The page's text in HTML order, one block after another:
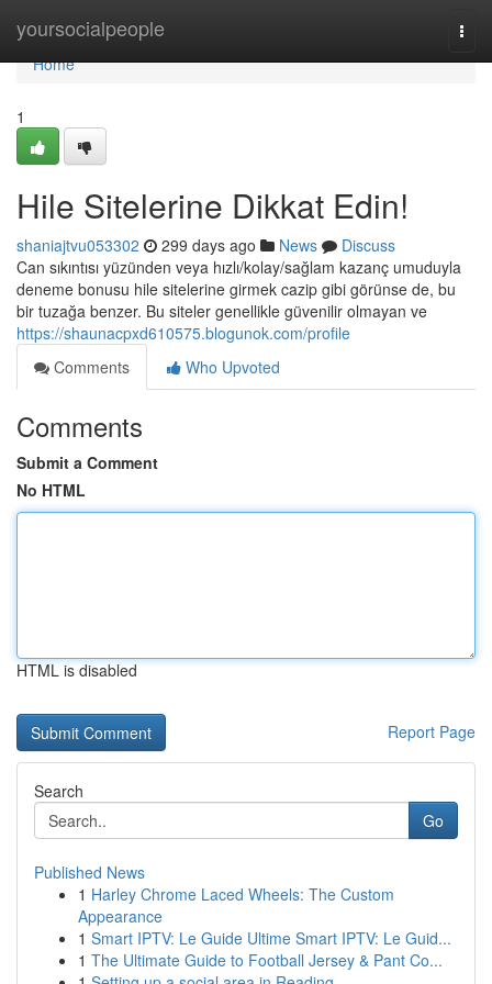
yoursocialpeople
Home
Home
1
Hile Sitelerine Dikkat Edin!
shaniajtvu053302 299 days ago News
Discuss
Can sıkıntısı yüzünden veya hızlı/kolay/sağlam kazanç umuduyla
deneme bonusu hile sitelerine girmek cazip gibi görünse de, bu
bir tuzağa benzer. Bu siteler genellikle güvenilir olmayan ve
https://shaunacpxd610575.blogunok.com/profile
Comments
Who Upvoted
Comments
Submit a Comment
No HTML
HTML is disabled
Report Page
Search
Go
Published News
1 Harley Chrome Laced Wheels: The Custom
Appearance
1 Smart IPTV: Le Guide Ultime Smart IPTV: Le Guid...
1 The Ultimate Guide to Football Jersey & Pant Co...